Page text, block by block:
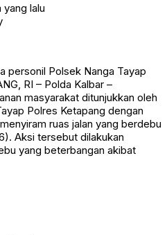
yang lalu
personil Polsek Nanga Tayap
RI – Polda Kalbar –
masyarakat ditunjukkan oleh
Polres Ketapang dengan
ruas jalan yang berdebu
Aksi tersebut dilakukan
yang beterbangan akibat